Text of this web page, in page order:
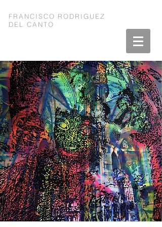
FRANCISCO RODRIGUEZ
DEL CANTO